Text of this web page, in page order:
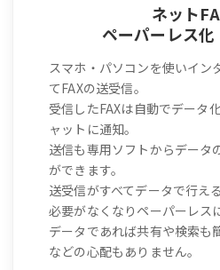
ネット
ペーパーレス
スマホ・パソコンを使いイン
てFAXの送受信。
受信したFAXは自動でデータ
ャットに通知。
送信も専用ソフトからデータ
ができます。
送受信がすべてデータで行え
必要がなくなりペーパーレス
データであれば共有や検索も
などの心配もありません。